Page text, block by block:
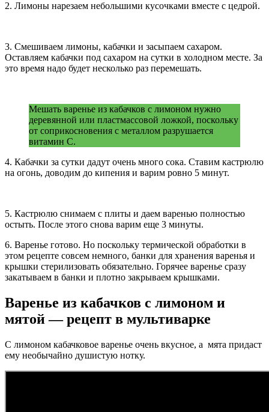
2. Лимоны нарезаем небольшими кусочками вместе с цедрой.
3. Смешиваем лимоны, кабачки и засыпаем сахаром.
Оставляем кабачки под сахаром на сутки в холодном месте. За
это время надо будет несколько раз перемешать.
Мешать варенье из кабачков с лимоном нужно
деревянной или пластмассовой ложкой, поскольку
от соприкосновения с металлом разрушается
витамин С.
4. Кабачки за сутки дадут очень много сока. Ставим кастрюлю
на огонь, доводим до кипения и варим ровно 5 минут.
5. Кастрюлю снимаем с плиты и даем варенью полностью
остыть. После этого снова варим еще 3 минуты.
6. Варенье готово. Но поскольку термической обработки в
этом рецепте совсем немного, банки для хранения варенья и
крышки стерилизовать обязательно. Горячее варенье сразу
закатываем в банки и плотно закрываем крышками.
Варенье из кабачков с лимоном и
мятой — рецепт в мультиварке
С лимоном кабачковое варенье очень вкусное, а мята придаст
ему необычайно душистую нотку.